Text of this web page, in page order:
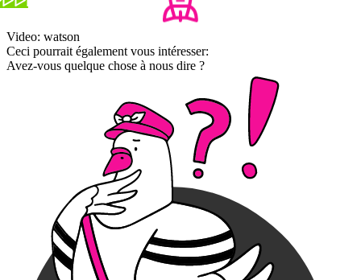
Video: watson
Ceci pourrait également vous intéresser:
Avez-vous quelque chose à nous dire ?